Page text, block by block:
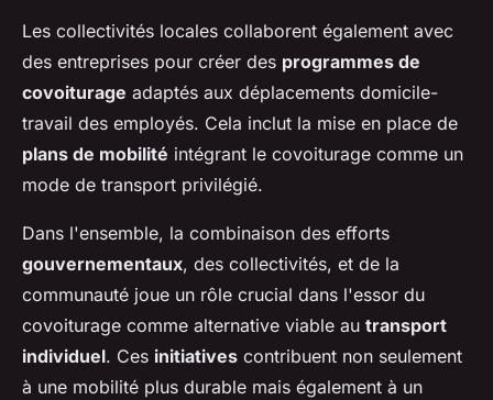
Les collectivités locales collaborent également avec
des entreprises pour créer des programmes de
covoiturage adaptés aux déplacements domicile-
travail des employés. Cela inclut la mise en place de
plans de mobilité intégrant le covoiturage comme un
mode de transport privilégié.
Dans l'ensemble, la combinaison des efforts
gouvernementaux, des collectivités, et de la
communauté joue un rôle crucial dans l'essor du
covoiturage comme alternative viable au transport
individuel. Ces initiatives contribuent non seulement
à une mobilité plus durable mais également à un